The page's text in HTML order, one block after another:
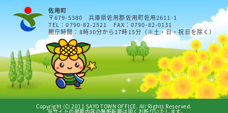
佐用町
〒679-5380 兵庫県佐用郡佐用町佐用2611-1
TEL：0790-82-2521 FAX：0790-82-0131
開庁時間：8時30分から17時15分（※土・日・祝日を除く）
Copyright (C) 2011 SAYO TOWN OFFICE. All Rights Reserved.
当サイトの掲載内容の無断転載は固くお断りいたします。